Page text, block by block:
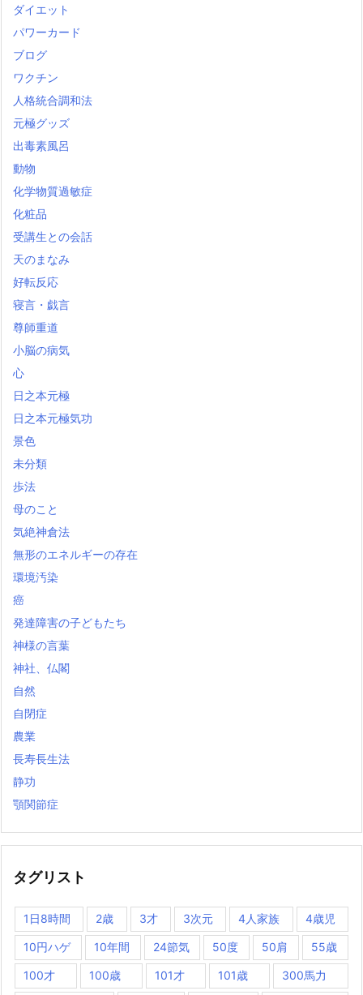
ダイエット
パワーカード
ブログ
ワクチン
人格統合調和法
元極グッズ
出毒素風呂
動物
化学物質過敏症
化粧品
受講生との会話
天のまなみ
好転反応
寝言・戯言
尊師重道
小脳の病気
心
日之本元極
日之本元極気功
景色
未分類
歩法
母のこと
気絶神倉法
無形のエネルギーの存在
環境汚染
癌
発達障害の子どもたち
神様の言葉
神社、仏閣
自然
自閉症
農業
長寿長生法
静功
顎関節症
タグリスト
1日8時間 2歳 3才 3次元 4人家族 4歳児
10円ハゲ 10年間 24節気 50度 50肩 55歳
100才 100歳 101才 101歳 300馬力